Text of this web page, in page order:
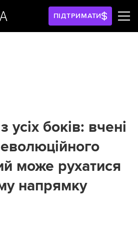
ПІДТРИМАТИ
усіх боків: вчені
може рухатися
напрямку